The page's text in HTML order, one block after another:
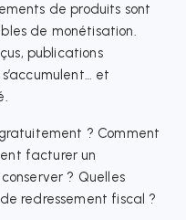
de produits sont
de monétisation.
publications
et
? Comment
facturer un
? Quelles
redressement fiscal ?